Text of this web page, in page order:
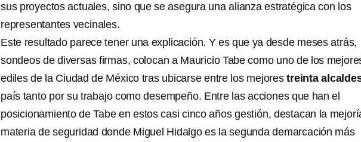
sus proyectos actuales, sino que se asegura una alianza estratégica con los
representantes vecinales.
Este resultado parece tener una explicación. Y es que ya desde meses atrás,
sondeos de diversas firmas, colocan a Mauricio Tabe como uno de los
ediles de la Ciudad de México tras ubicarse entre los mejorestreinta
país tanto por su trabajo como desempeño. Entre las acciones que han el
posicionamiento de Tabe en estos casi cinco años gestión, destacan la
materia de seguridad donde Miguel Hidalgo es la segunda demarcación más